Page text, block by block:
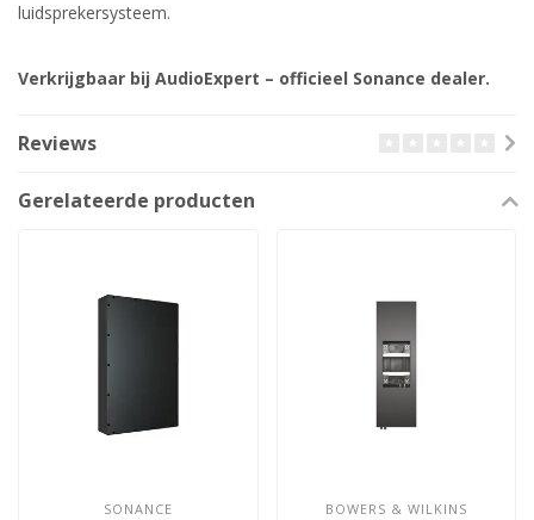
luidsprekersysteem.
Verkrijgbaar bij AudioExpert – officieel Sonance dealer.
Reviews
Gerelateerde producten
SONANCE BOWERS & WILKINS